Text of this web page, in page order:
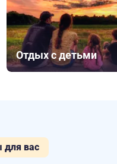
Отдых с детьми
для вас